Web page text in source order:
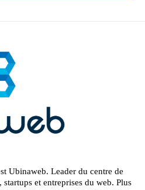
Ubinaweb. Leader du centre de
et entreprises du web. Plus